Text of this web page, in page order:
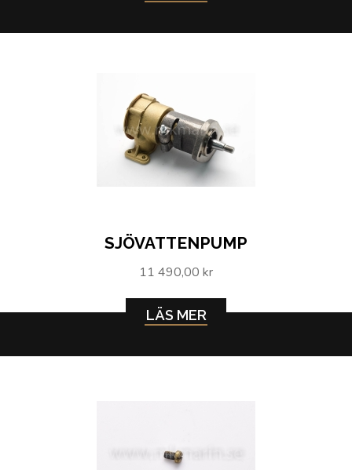
SJÖVATTENPUMP
11 490,00 kr
LÄS MER